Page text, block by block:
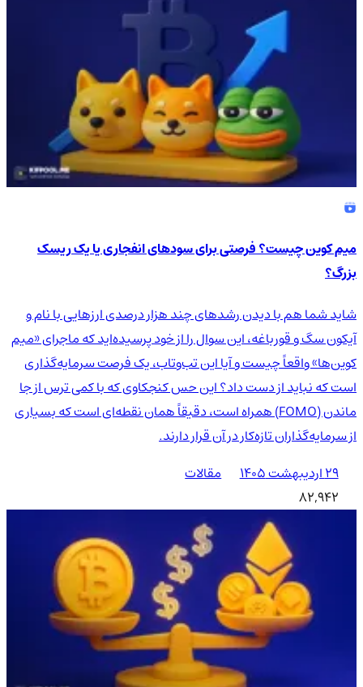
میم کوین چیست؟ فرصتی برای سودهای انفجاری یا یک ریسک
بزرگ؟
شاید شما هم با دیدن رشدهای چند هزار درصدی ارزهایی با نام و
آیکون سگ و قورباغه، این سوال را از خود پرسیده‌اید که ماجرای «میم
کوین‌ها» واقعاً چیست و آیا این تب‌وتاب، یک فرصت سرمایه‌گذاری
است که نباید از دست داد؟ این حس کنجکاوی که با کمی ترس از جا
ماندن (FOMO) همراه است، دقیقاً همان نقطه‌ای است که بسیاری
از سرمایه‌گذاران تازه‌کار در آن قرار دارند.
۲۹ اردیبهشت ۱۴۰۵
مقالات
82,942